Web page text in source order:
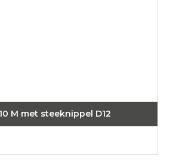
M met steeknippel D12